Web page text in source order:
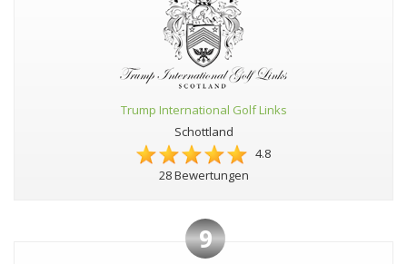
Trump International Golf Links
Schottland
4.8
28 Bewertungen
9